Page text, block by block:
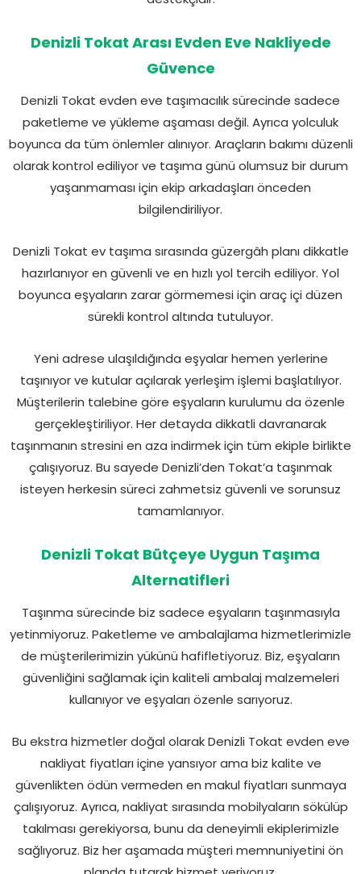
Denizli Tokat Arası Evden Eve Nakliyede
Güvence
Denizli Tokat evden eve taşımacılık sürecinde sadece
paketleme ve yükleme aşaması değil. Ayrıca yolculuk
boyunca da tüm önlemler alınıyor. Araçların bakımı düzenli
olarak kontrol ediliyor ve taşıma günü olumsuz bir durum
yaşanmaması için ekip arkadaşları önceden
bilgilendiriliyor.
Denizli Tokat ev taşıma sırasında güzergâh planı dikkatle
hazırlanıyor en güvenli ve en hızlı yol tercih ediliyor. Yol
boyunca eşyaların zarar görmemesi için araç içi düzen
sürekli kontrol altında tutuluyor.
Yeni adrese ulaşıldığında eşyalar hemen yerlerine
taşınıyor ve kutular açılarak yerleşim işlemi başlatılıyor.
Müşterilerin talebine göre eşyaların kurulumu da özenle
gerçekleştiriliyor. Her detayda dikkatli davranarak
taşınmanın stresini en aza indirmek için tüm ekiple birlikte
çalışıyoruz. Bu sayede Denizli’den Tokat’a taşınmak
isteyen herkesin süreci zahmetsiz güvenli ve sorunsuz
tamamlanıyor.
Denizli Tokat Bütçeye Uygun Taşıma
Alternatifleri
Taşınma sürecinde biz sadece eşyaların taşınmasıyla
yetinmiyoruz. Paketleme ve ambalajlama hizmetlerimizle
de müşterilerimizin yükünü hafifletiyoruz. Biz, eşyaların
güvenliğini sağlamak için kaliteli ambalaj malzemeleri
kullanıyor ve eşyaları özenle sarıyoruz.
Bu ekstra hizmetler doğal olarak Denizli Tokat evden eve
nakliyat fiyatları içine yansıyor ama biz kalite ve
güvenlikten ödün vermeden en makul fiyatları sunmaya
çalışıyoruz. Ayrıca, nakliyat sırasında mobilyaların sökülüp
takılması gerekiyorsa, bunu da deneyimli ekiplerimizle
sağlıyoruz. Biz her aşamada müşteri memnuniyetini ön